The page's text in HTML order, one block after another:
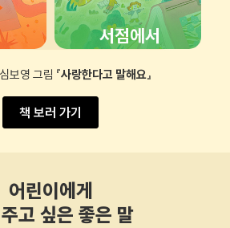
보영 그림 『사랑한다고 말해요』
책 보러 가기
어린이에게
고 싶은 좋은 말